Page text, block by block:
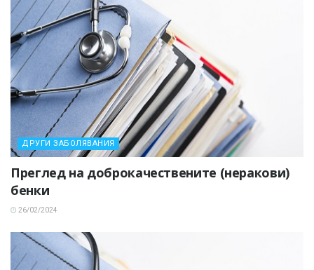
ДРУГИ ЗАБОЛЯВАНИЯ
Преглед на доброкачествените (неракови)
бенки
26/02/2024